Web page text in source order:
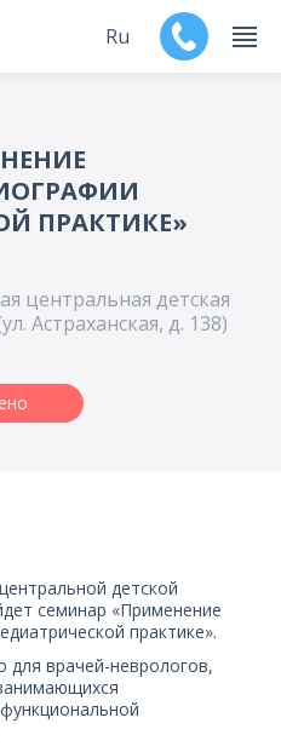
Ru
ПРАКТИКЕ»
центральная детская
Астраханская, д. 138)
детской
семинар «Применение
практике».
для врачей-неврологов,